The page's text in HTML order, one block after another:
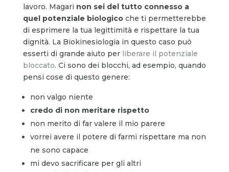
lavoro. Magari non sei del tutto connesso a
quel potenziale biologico che ti permetterebbe
di esprimere la tua legittimità e rispettare la tua
dignità. La Biokinesiologia in questo caso può
esserti di grande aiuto per liberare il potenziale
bloccato. Ci sono dei blocchi, ad esempio, quando
pensi cose di questo genere:
non valgo niente
credo di non meritare rispetto
non merito di far valere il mio parere
vorrei avere il potere di farmi rispettare ma non
ne sono capace
mi devo sacrificare per gli altri